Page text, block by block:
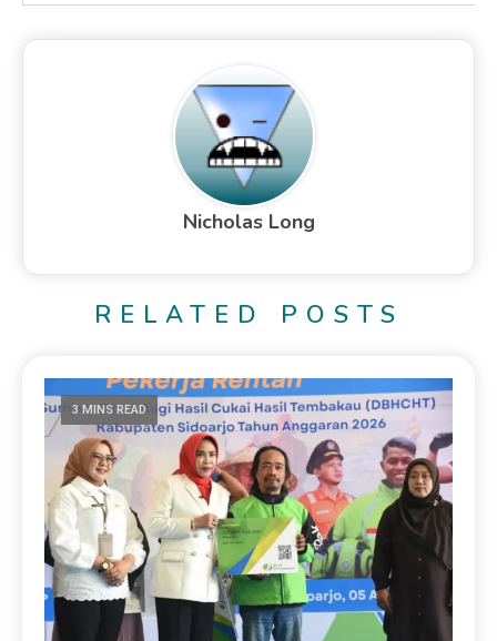
Nicholas Long
RELATED POSTS
3 MINS READ